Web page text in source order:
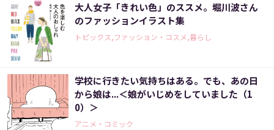
大人女子「きれい色」のススメ。堀川波さん
のファッションイラスト集
トピックス,ファッション・コスメ,暮らし
学校に行きたい気持ちはある。でも、あの日
から娘は...＜娘がいじめをしていました（1
0）＞
アニメ・コミック